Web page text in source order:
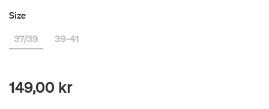
Size
37/39
39-41
149,00 kr